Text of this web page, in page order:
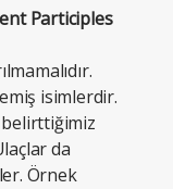
Participles
isimlerdir.
belirttiğimiz
da
Örnek